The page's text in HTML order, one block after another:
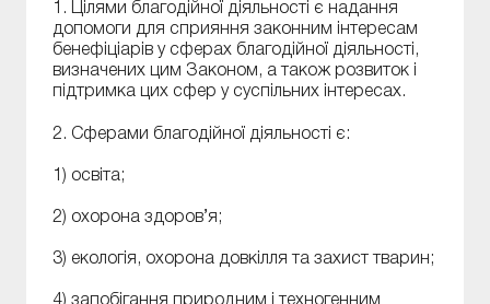
1. Цілями благодійної діяльності є надання
допомоги для сприяння законним інтересам
бенефіціарів у сферах благодійної діяльності,
визначених цим Законом, а також розвиток і
підтримка цих сфер у суспільних інтересах.
2. Сферами благодійної діяльності є:
1) освіта;
2) охорона здоров’я;
3) екологія, охорона довкілля та захист тварин;